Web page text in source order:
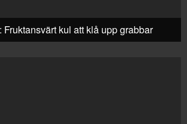
kul att klå upp grabbar